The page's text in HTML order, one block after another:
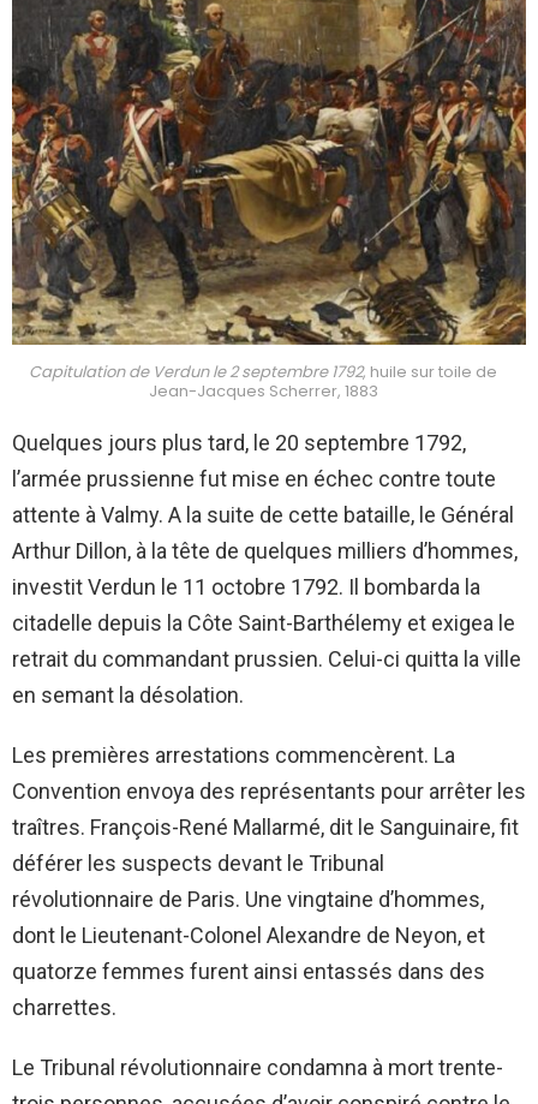
Capitulation de Verdun le 2 septembre 1792, huile sur toile de
Jean-Jacques Scherrer, 1883
Quelques jours plus tard, le 20 septembre 1792,
l’armée prussienne fut mise en échec contre toute
attente à Valmy. A la suite de cette bataille, le Général
Arthur Dillon, à la tête de quelques milliers d’hommes,
investit Verdun le 11 octobre 1792. Il bombarda la
citadelle depuis la Côte Saint-Barthélemy et exigea le
retrait du commandant prussien. Celui-ci quitta la ville
en semant la désolation.
Les premières arrestations commencèrent. La
Convention envoya des représentants pour arrêter les
traîtres. François-René Mallarmé, dit le Sanguinaire, fit
déférer les suspects devant le Tribunal
révolutionnaire de Paris. Une vingtaine d’hommes,
dont le Lieutenant-Colonel Alexandre de Neyon, et
quatorze femmes furent ainsi entassés dans des
charrettes.
Le Tribunal révolutionnaire condamna à mort trente-